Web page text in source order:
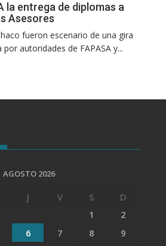
la entrega de diplomas a
Asesores
fueron escenario de una gira
autoridades de FAPASA y...
AGOSTO 2026
J V S
D
1
2
6 7 8
9